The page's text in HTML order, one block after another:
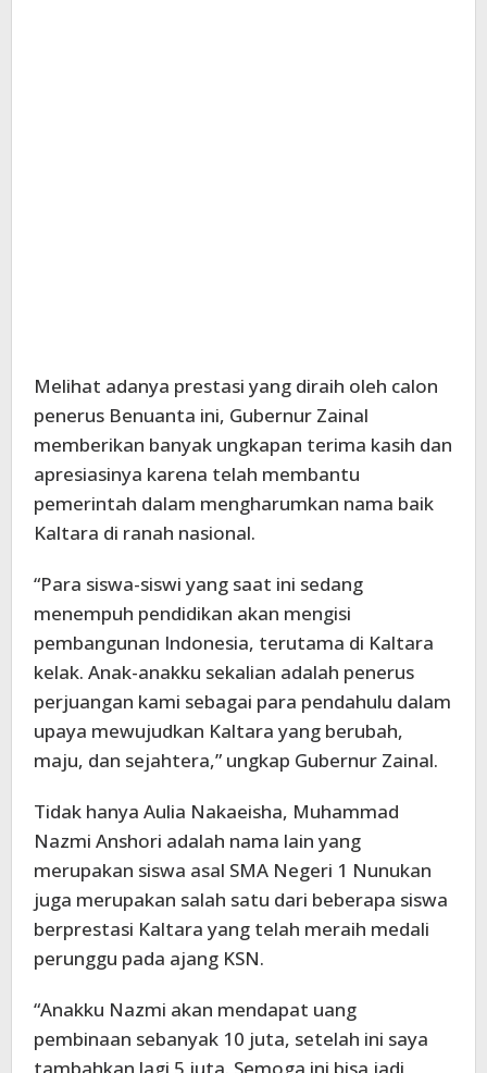
Melihat adanya prestasi yang diraih oleh calon
penerus Benuanta ini, Gubernur Zainal
memberikan banyak ungkapan terima kasih dan
apresiasinya karena telah membantu
pemerintah dalam mengharumkan nama baik
Kaltara di ranah nasional.
“Para siswa-siswi yang saat ini sedang
menempuh pendidikan akan mengisi
pembangunan Indonesia, terutama di Kaltara
kelak. Anak-anakku sekalian adalah penerus
perjuangan kami sebagai para pendahulu dalam
upaya mewujudkan Kaltara yang berubah,
maju, dan sejahtera,” ungkap Gubernur Zainal.
Tidak hanya Aulia Nakaeisha, Muhammad
Nazmi Anshori adalah nama lain yang
merupakan siswa asal SMA Negeri 1 Nunukan
juga merupakan salah satu dari beberapa siswa
berprestasi Kaltara yang telah meraih medali
perunggu pada ajang KSN.
“Anakku Nazmi akan mendapat uang
pembinaan sebanyak 10 juta, setelah ini saya